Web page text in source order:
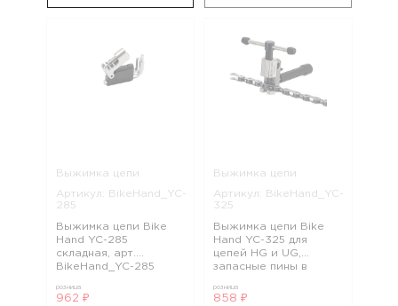
Выжимка цепи
Артикул: BikeHand_YC-
285
Выжимка цепи Bike
Hand YC-285
складная, арт.
BikeHand_YC-285
розница
962 ₽
Выжимка цепи
Артикул: BikeHand_YC-
325
Выжимка цепи Bike
Hand YC-325 для
цепей HG и UG,
запасные пины в
BikeHand_YC-325
розница
858 ₽